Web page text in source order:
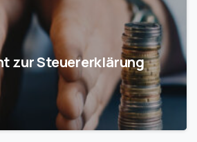
zur Steuererklärung